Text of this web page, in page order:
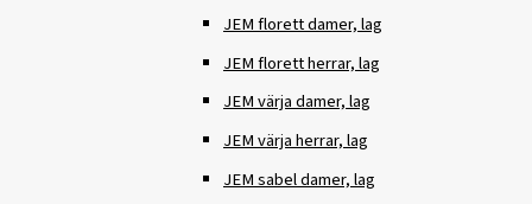
JEM florett damer, lag
JEM florett herrar, lag
JEM värja damer, lag
JEM värja herrar, lag
JEM sabel damer, lag